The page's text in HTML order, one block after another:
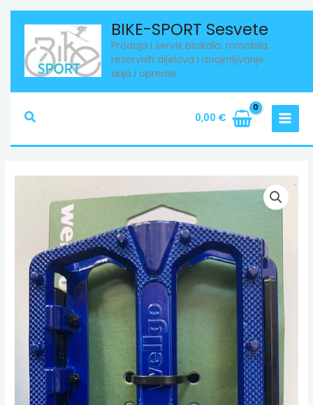
content
BIKE-SPORT Sesvete
Prodaja i servis bicikala, romobila,
rezervnih dijelova i iznajmljivanje
skija i opreme
Search 0,00 €